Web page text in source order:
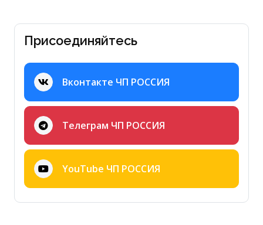
Присоединяйтесь
Вконтакте ЧП РОССИЯ
Телеграм ЧП РОССИЯ
YouTube ЧП РОССИЯ